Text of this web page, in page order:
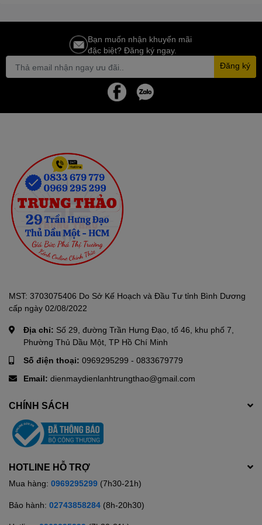
Bạn muốn nhận khuyến mãi
đặc biệt? Đăng ký ngay.
Đăng ký
MST: 3703075406 Do Sở Kế Hoạch và Đầu Tư tỉnh Bình Dương
cấp ngày 02/08/2022
Địa chỉ: Số 29, đường Trần Hưng Đạo, tổ 46, khu phố 7,
Phường Thủ Dầu Một, TP Hồ Chí Minh
Số điện thoại: 0969295299 - 0833679779
Email: dienmaydienlanhtrungthao@gmail.com
CHÍNH SÁCH
HOTLINE HỖ TRỢ
Mua hàng: 0969295299 (7h30-21h)
Bảo hành: 02743858284 (8h-20h30)